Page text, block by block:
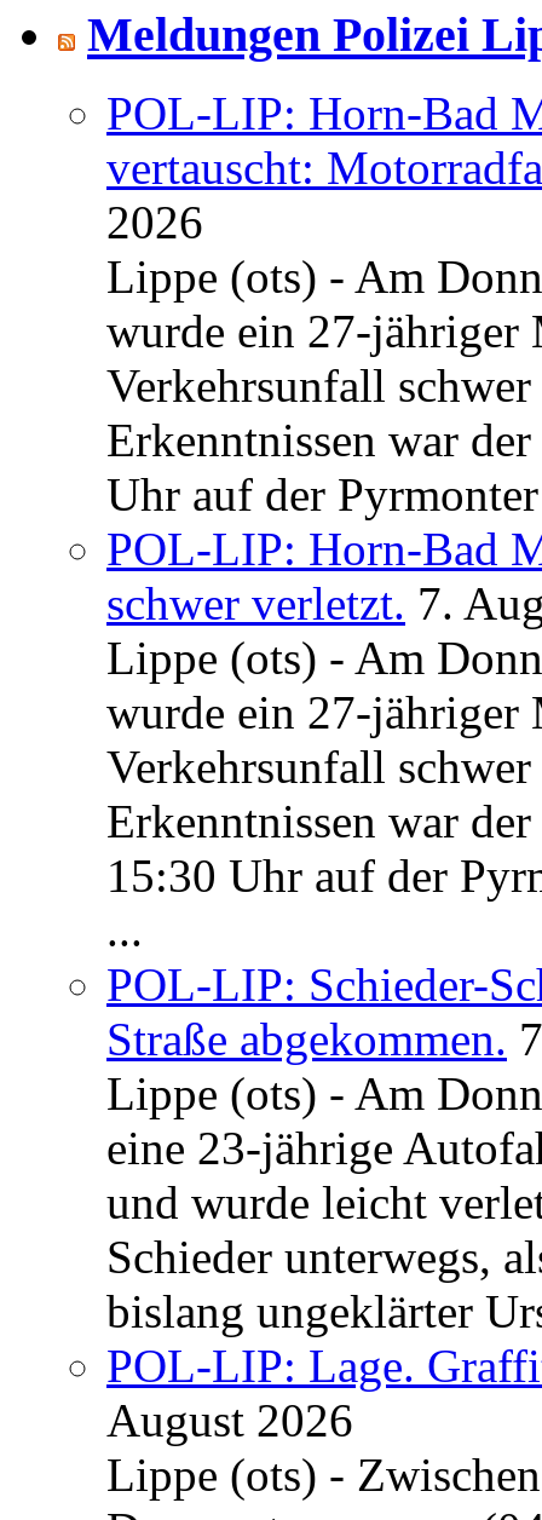
Meldungen Polizei
POL-LIP: Horn-Bad
vertauscht:
2026
Lippe (ots) - Am
wurde ein 27-jähriger
Verkehrsunfall
Erkenntnissen war
Uhr auf der
POL-LIP: Horn-Bad
schwer verletzt. 7.
Lippe (ots) - Am
wurde ein 27-jähriger
Verkehrsunfall
Erkenntnissen war
15:30 Uhr auf der
...
POL-LIP: Schieder-
Straße abgekommen.
Lippe (ots) - Am
eine 23-jährige
und wurde leicht
Schieder unterwegs,
bislang ungeklärter
POL-LIP: Lage.
August 2026
Lippe (ots) -